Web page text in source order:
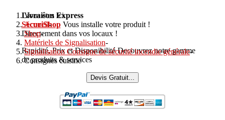
Vous êtes ici :
Accueil-
Shop-
Matériels de Signalisation-
Signalisation Consigne de sécurité incendie générale-
Consignes cuisine
Livraison Express
SécuriShopVous installe votre produit !
Directement dans vos locaux !
Rapidité, Prix et Disponibilité Decouvrez notre gamme
de produits & services
Devis Gratuit...